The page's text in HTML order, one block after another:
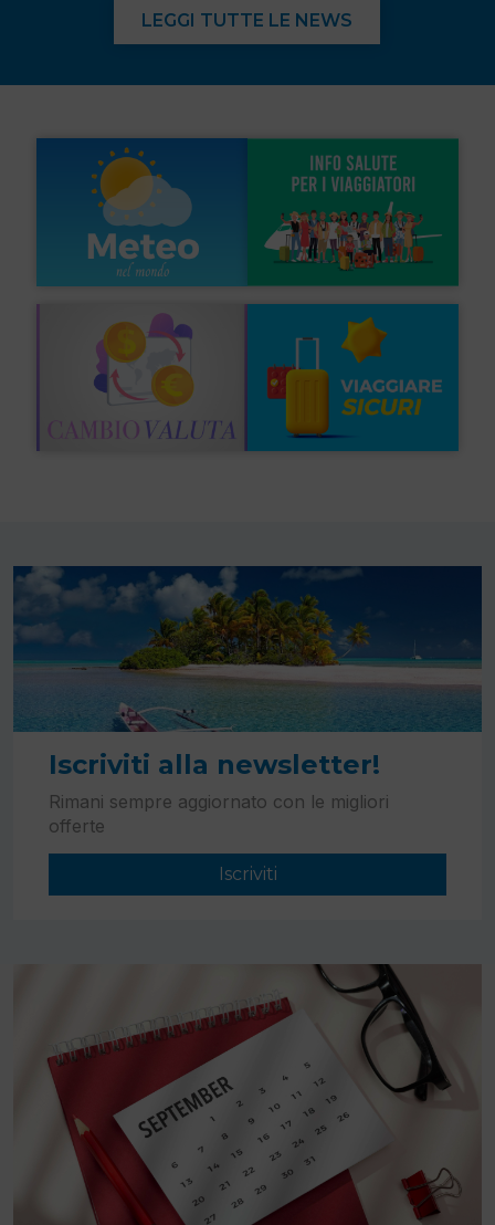
LEGGI TUTTE LE NEWS
Iscriviti alla newsletter!
Rimani sempre aggiornato con le migliori
offerte
Iscriviti